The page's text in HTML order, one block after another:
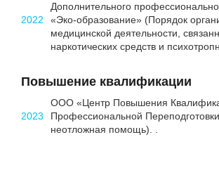
2022
Дополнительного
«Эко-образование» (Порядок
медицинской деятельности,
наркотических средств и
Повышение квалификации
2023
ООО «Центр Повышения
Профессиональной
неотложная помощь). .